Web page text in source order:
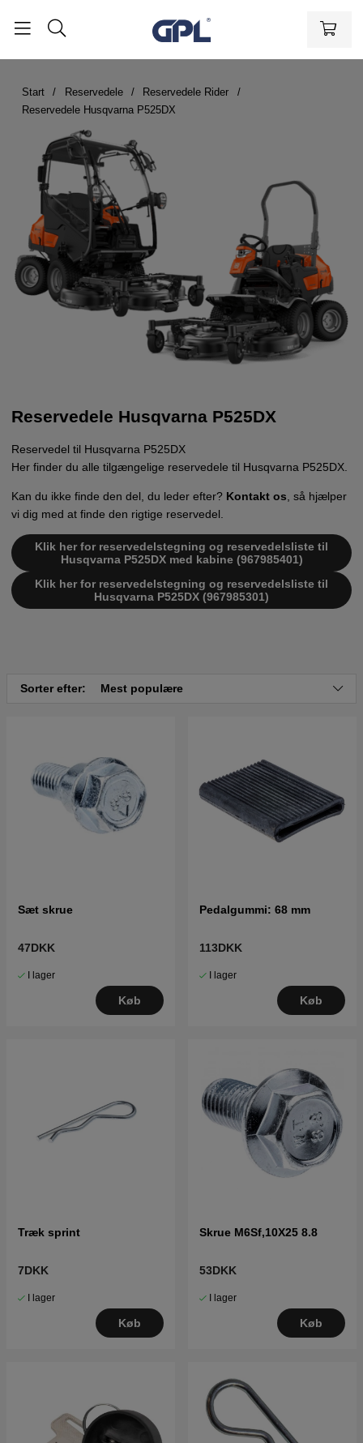
Start Reservedele
Reservedele Rider
Reservedele Husqvarna P525DX
Reservedele Husqvarna P525DX
Reservedel til Husqvarna P525DX
Her finder du alle tilgængelige reservedele til Husqvarna P525DX.
Kan du ikke finde den del, du leder efter? Kontakt os , så hjælper
vi dig med at finde den rigtige reservedel.
Klik her for reservedelstegning og reservedelsliste til
Husqvarna P525DX med kabine (967985401)
Klik her for reservedelstegning og reservedelsliste til
Husqvarna P525DX (967985301)
Sorter efter: Mest populære
Sæt skrue
47DKK
I lager
Køb
Pedalgummi: 68 mm
113DKK
I lager
Køb
Træk sprint
7DKK
I lager
Køb
Skrue M6Sf,10X25 8.8
53DKK
I lager
Køb